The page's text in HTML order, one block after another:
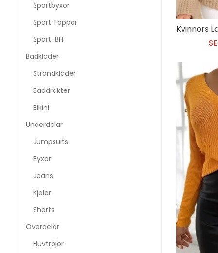
Sportbyxor
Sport Toppar
Sport-BH
Badkläder
Strandkläder
Baddräkter
Bikini
Underdelar
Jumpsuits
Byxor
Jeans
Kjolar
Shorts
Överdelar
Huvtröjor